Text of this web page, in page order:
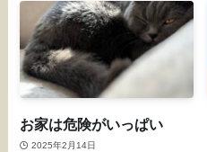
お家は危険がいっぱい
2025年2月14日